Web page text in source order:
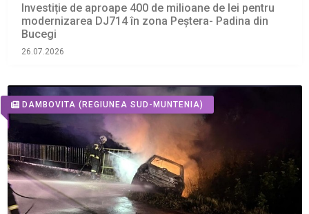
Investiție de aproape 400 de milioane de lei pentru
modernizarea DJ714 în zona Peștera- Padina din
Bucegi
26.07.2026
DAMBOVITA (REGIUNEA SUD-MUNTENIA)